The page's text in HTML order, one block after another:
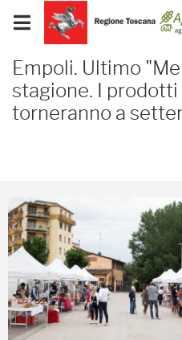
Skip to Main Content
Visualizza/chiudi
menu
mobile
Empoli.
Empoli. Ultimo
stagione. I
torneranno a